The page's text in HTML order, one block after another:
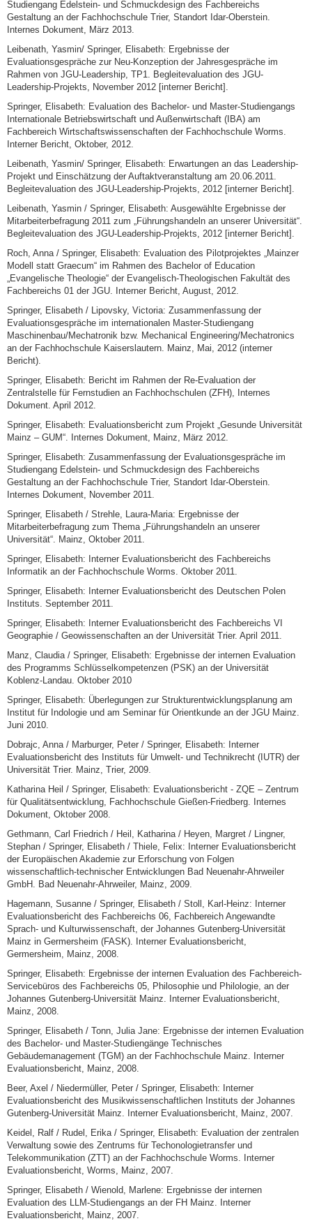
Studiengang Edelstein- und Schmuckdesign des Fachbereichs
Gestaltung an der Fachhochschule Trier, Standort Idar-Oberstein.
Internes Dokument, März 2013.
Leibenath, Yasmin/ Springer, Elisabeth: Ergebnisse der
Evaluationsgespräche zur Neu-Konzeption der Jahresgespräche im
Rahmen von JGU-Leadership, TP1. Begleitevaluation des JGU-
Leadership-Projekts, November 2012 [interner Bericht].
Springer, Elisabeth: Evaluation des Bachelor- und Master-Studiengangs
Internationale Betriebswirtschaft und Außenwirtschaft (IBA) am
Fachbereich Wirtschaftswissenschaften der Fachhochschule Worms.
Interner Bericht, Oktober, 2012.
Leibenath, Yasmin/ Springer, Elisabeth: Erwartungen an das Leadership-
Projekt und Einschätzung der Auftaktveranstaltung am 20.06.2011.
Begleitevaluation des JGU-Leadership-Projekts, 2012 [interner Bericht].
Leibenath, Yasmin / Springer, Elisabeth: Ausgewählte Ergebnisse der
Mitarbeiterbefragung 2011 zum „Führungshandeln an unserer Universität“.
Begleitevaluation des JGU-Leadership-Projekts, 2012 [interner Bericht].
Roch, Anna / Springer, Elisabeth: Evaluation des Pilotprojektes „Mainzer
Modell statt Graecum“ im Rahmen des Bachelor of Education
„Evangelische Theologie“ der Evangelisch-Theologischen Fakultät des
Fachbereichs 01 der JGU. Interner Bericht, August, 2012.
Springer, Elisabeth / Lipovsky, Victoria: Zusammenfassung der
Evaluationsgespräche im internationalen Master-Studiengang
Maschinenbau/Mechatronik bzw. Mechanical Engineering/Mechatronics
an der Fachhochschule Kaiserslautern. Mainz, Mai, 2012 (interner
Bericht).
Springer, Elisabeth: Bericht im Rahmen der Re-Evaluation der
Zentralstelle für Fernstudien an Fachhochschulen (ZFH), Internes
Dokument. April 2012.
Springer, Elisabeth: Evaluationsbericht zum Projekt „Gesunde Universität
Mainz – GUM“. Internes Dokument, Mainz, März 2012.
Springer, Elisabeth: Zusammenfassung der Evaluationsgespräche im
Studiengang Edelstein- und Schmuckdesign des Fachbereichs
Gestaltung an der Fachhochschule Trier, Standort Idar-Oberstein.
Internes Dokument, November 2011.
Springer, Elisabeth / Strehle, Laura-Maria: Ergebnisse der
Mitarbeiterbefragung zum Thema „Führungshandeln an unserer
Universität“. Mainz, Oktober 2011.
Springer, Elisabeth: Interner Evaluationsbericht des Fachbereichs
Informatik an der Fachhochschule Worms. Oktober 2011.
Springer, Elisabeth: Interner Evaluationsbericht des Deutschen Polen
Instituts. September 2011.
Springer, Elisabeth: Interner Evaluationsbericht des Fachbereichs VI
Geographie / Geowissenschaften an der Universität Trier. April 2011.
Manz, Claudia / Springer, Elisabeth: Ergebnisse der internen Evaluation
des Programms Schlüsselkompetenzen (PSK) an der Universität
Koblenz-Landau. Oktober 2010
Springer, Elisabeth: Überlegungen zur Strukturentwicklungsplanung am
Institut für Indologie und am Seminar für Orientkunde an der JGU Mainz.
Juni 2010.
Dobrajc, Anna / Marburger, Peter / Springer, Elisabeth: Interner
Evaluationsbericht des Instituts für Umwelt- und Technikrecht (IUTR) der
Universität Trier. Mainz, Trier, 2009.
Katharina Heil / Springer, Elisabeth: Evaluationsbericht - ZQE – Zentrum
für Qualitätsentwicklung, Fachhochschule Gießen-Friedberg. Internes
Dokument, Oktober 2008.
Gethmann, Carl Friedrich / Heil, Katharina / Heyen, Margret / Lingner,
Stephan / Springer, Elisabeth / Thiele, Felix: Interner Evaluationsbericht
der Europäischen Akademie zur Erforschung von Folgen
wissenschaftlich-technischer Entwicklungen Bad Neuenahr-Ahrweiler
GmbH. Bad Neuenahr-Ahrweiler, Mainz, 2009.
Hagemann, Susanne / Springer, Elisabeth / Stoll, Karl-Heinz: Interner
Evaluationsbericht des Fachbereichs 06, Fachbereich Angewandte
Sprach- und Kulturwissenschaft, der Johannes Gutenberg-Universität
Mainz in Germersheim (FASK). Interner Evaluationsbericht,
Germersheim, Mainz, 2008.
Springer, Elisabeth: Ergebnisse der internen Evaluation des Fachbereich-
Servicebüros des Fachbereichs 05, Philosophie und Philologie, an der
Johannes Gutenberg-Universität Mainz. Interner Evaluationsbericht,
Mainz, 2008.
Springer, Elisabeth / Tonn, Julia Jane: Ergebnisse der internen Evaluation
des Bachelor- und Master-Studiengänge Technisches
Gebäudemanagement (TGM) an der Fachhochschule Mainz. Interner
Evaluationsbericht, Mainz, 2008.
Beer, Axel / Niedermüller, Peter / Springer, Elisabeth: Interner
Evaluationsbericht des Musikwissenschaftlichen Instituts der Johannes
Gutenberg-Universität Mainz. Interner Evaluationsbericht, Mainz, 2007.
Keidel, Ralf / Rudel, Erika / Springer, Elisabeth: Evaluation der zentralen
Verwaltung sowie des Zentrums für Techonologietransfer und
Telekommunikation (ZTT) an der Fachhochschule Worms. Interner
Evaluationsbericht, Worms, Mainz, 2007.
Springer, Elisabeth / Wienold, Marlene: Ergebnisse der internen
Evaluation des LLM-Studiengangs an der FH Mainz. Interner
Evaluationsbericht, Mainz, 2007.